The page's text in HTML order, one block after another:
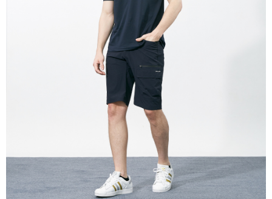
每筆NT$60，滿NT$1,200(含以上)免運費
每筆NT$80，滿NT$1,200(含以上)免運費
每筆NT$80，滿NT$1,200(含以上)免運費